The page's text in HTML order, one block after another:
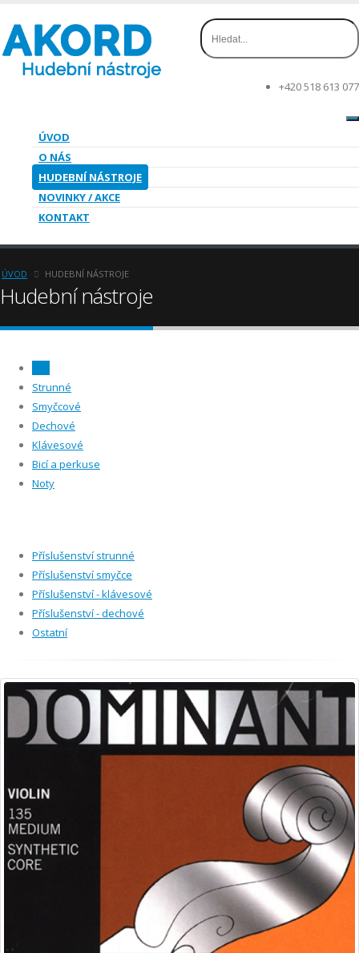
+420 518 613 077
ÚVOD
O NÁS
HUDEBNÍ NÁSTROJE
NOVINKY / AKCE
KONTAKT
ÚVOD HUDEBNÍ NÁSTROJE
Hudební nástroje
Strunné
Smyčcové
Dechové
Klávesové
Bicí a perkuse
Noty
Příslušenství strunné
Příslušenství smyčce
Příslušenství - klávesové
Příslušenství - dechové
Ostatní